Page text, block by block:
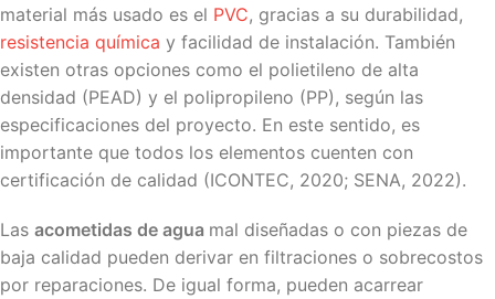
material más usado es el PVC, gracias a su durabilidad,
resistencia química y facilidad de instalación. También
existen otras opciones como el polietileno de alta
densidad (PEAD) y el polipropileno (PP), según las
especificaciones del proyecto. En este sentido, es
importante que todos los elementos cuenten con
certificación de calidad (ICONTEC, 2020; SENA, 2022).
Las acometidas de agua mal diseñadas o con piezas de
baja calidad pueden derivar en filtraciones o sobrecostos
por reparaciones. De igual forma, pueden acarrear